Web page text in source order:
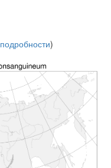
подробности)